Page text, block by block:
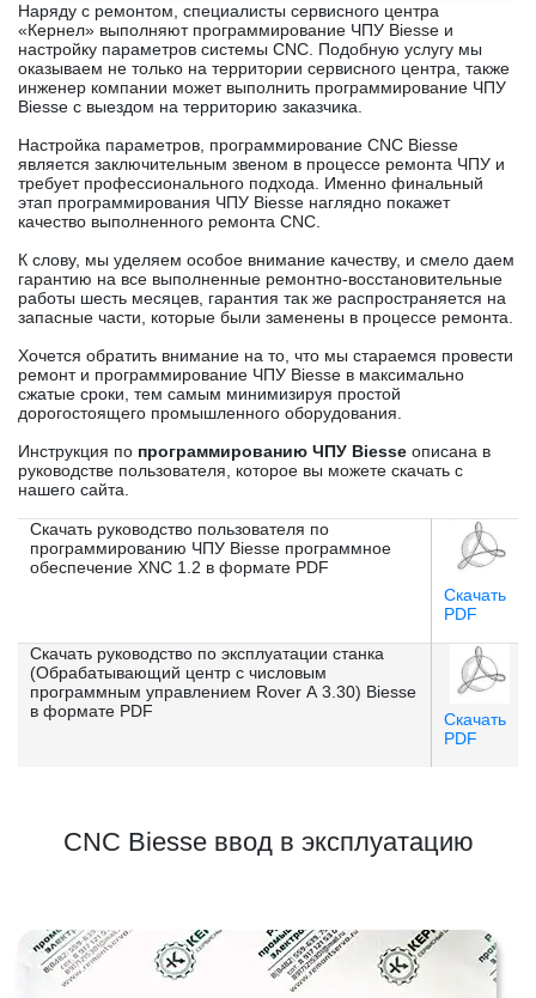
Наряду с ремонтом, специалисты сервисного центра
«Кернел» выполняют программирование ЧПУ Biesse и
настройку параметров системы CNC. Подобную услугу мы
оказываем не только на территории сервисного центра, также
инженер компании может выполнить программирование ЧПУ
Biesse с выездом на территорию заказчика.
Настройка параметров, программирование CNC Biesse
является заключительным звеном в процессе ремонта ЧПУ и
требует профессионального подхода. Именно финальный
этап программирования ЧПУ Biesse наглядно покажет
качество выполненного ремонта CNC.
К слову, мы уделяем особое внимание качеству, и смело даем
гарантию на все выполненные ремонтно-восстановительные
работы шесть месяцев, гарантия так же распространяется на
запасные части, которые были заменены в процессе ремонта.
Хочется обратить внимание на то, что мы стараемся провести
ремонт и программирование ЧПУ Biesse в максимально
сжатые сроки, тем самым минимизируя простой
дорогостоящего промышленного оборудования.
Инструкция по программированию ЧПУ Biesse описана в
руководстве пользователя, которое вы можете скачать с
нашего сайта.
Скачать руководство пользователя по
программированию ЧПУ Biesse программное
обеспечение XNC 1.2 в формате PDF
Скачать
PDF
Скачать руководство по эксплуатации станка
(Обрабатывающий центр с числовым
программным управлением Rover А 3.30) Biesse
в формате PDF
Скачать
PDF
CNC Biesse ввод в эксплуатацию